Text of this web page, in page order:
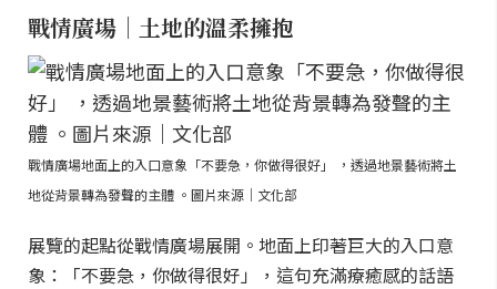
戰情廣場｜土地的溫柔擁抱
戰情廣場地面上的入口意象「不要急，你做得很好」 ，透過地景藝術將土
地從背景轉為發聲的主體 。圖片來源｜文化部
展覽的起點從戰情廣場展開。地面上印著巨大的入口意
象：「不要急，你做得很好」，這句充滿療癒感的話語